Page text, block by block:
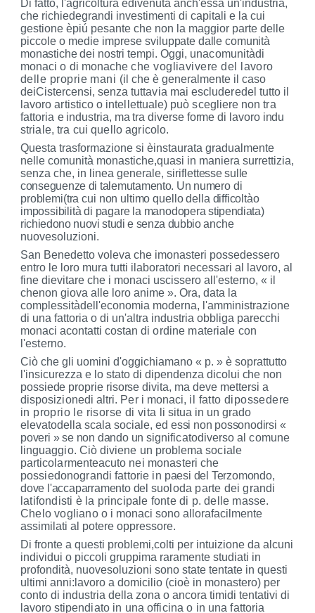
Di fatto, l'agricoltura èdivenuta anch'essa un'in­dustria,
che richiedegrandi investimenti di capi­tali e la cui
gestione èpiú pesante che non la maggior parte delle
piccole o medie imprese svi­ luppate dalle comunità
monastiche dei nostri tem­pi. Oggi, unacomunitàdi
monaci o di monacheche vogliavivere del lavoro
delle proprie mani (il che è generalmente il caso
deiCistercensi, sen­za tuttavia mai escluderedel tutto il
lavoro arti­stico o intellettuale) può scegliere non tra
fattoria e industria, ma tra diverse forme di lavoro indu­
striale, tra cui quello agricolo.
Questa trasformazione si èinstaurata gradual­ mente
nelle comunità monastiche,quasi in maniera surrettizia,
senza che, in linea generale, siriflet­tesse sulle
conseguenze di talemutamento. Un nu­mero di
problemi(tra cui non ultimo quello della difficoltào
impossibilità di pagare la manodoperastipendiata)
richiedono nuovi studi e senza dubbioanche
nuovesoluzioni.
San Benedetto voleva che imonasteri possedes­sero
entro le loro mura tutti ilaboratori neces­sari al lavoro, al
fine dievitare che i monaci uscis­sero all'esterno, « il
chenon giova alle loro anime ». Ora, data la
complessitàdell'economia moderna, l'amministrazione
di una fattoria o di un'altra in­dustria obbliga parecchi
monaci acontatti costan­ di ordine materiale con
l'esterno.
Ciò che gli uomini d'oggichiamano « p. » è so­prattutto
l'insicurezza e lo stato di dipendenza dicolui che non
possiede proprie risorse divita, ma deve mettersi a
disposizionedi altri. Per i monaci, il fatto dipossedere
in proprio le risorse di vita
li situa in un grado
elevatodella scala sociale, ed essi non possonodirsi «
poveri » se non dando un significatodiverso al comune
linguaggio. Ciò di­viene un problema sociale
particolarmenteacuto nei monasteri che
possiedonograndi fattorie in paesi del Terzomondo,
dove l'accaparramento del suoloda parte dei grandi
latifondisti è la prin­cipale fonte di p. delle masse.
Chelo vogliano o i monaci sono allorafacilmente
assimilati al potere oppressore.
Di fronte a questi problemi,colti per intuizione da alcuni
individui o piccoli gruppima raramente studiati in
profondità, nuovesoluzioni sono state tentate in questi
ultimi anni:lavoro a domicilio (cioè in monastero) per
conto di industria della zona o ancora timidi tentativi di
lavoro sti­pendiato in una officina o in una fattoria